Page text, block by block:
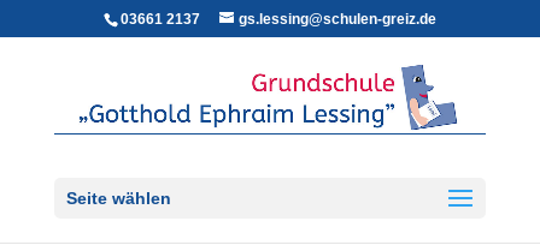
03661 2137 gs.lessing@schulen-greiz.de
Seite wählen